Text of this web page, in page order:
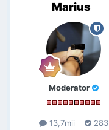
Marius
Moderator
13,7mii 283